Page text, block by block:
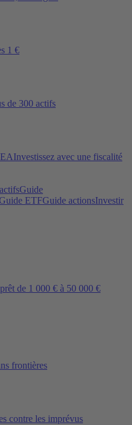
1 €
de 300 actifs
Investissez avec une fiscalité
Guide
ETFGuide actionsInvestir
de 1 000 € à 50 000 €
frontières
contre les imprévus